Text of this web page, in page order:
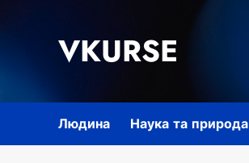
VKURSE
Людина Наука та природа